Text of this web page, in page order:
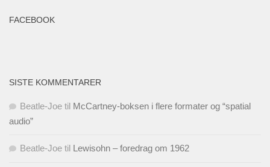
FACEBOOK
SISTE KOMMENTARER
Beatle-Joe til McCartney-boksen i flere formater og “spatial
audio”
Beatle-Joe til Lewisohn – foredrag om 1962